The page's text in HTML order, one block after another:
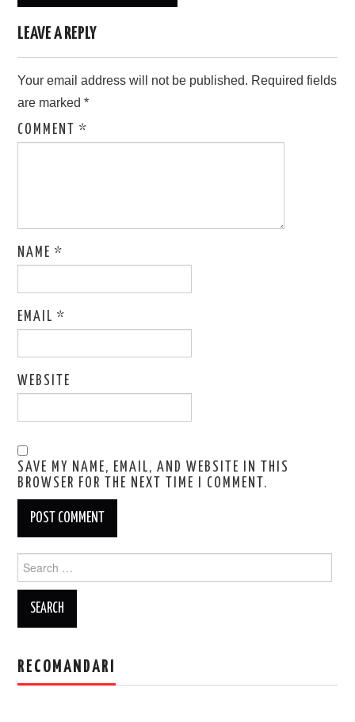
LEAVE A REPLY
Your email address will not be published. Required fields
are marked*
COMMENT*
NAME*
EMAIL*
WEBSITE
SAVE MY NAME, EMAIL, AND WEBSITE IN THIS
BROWSER FOR THE NEXT TIME I COMMENT.
for:
RECOMANDARI